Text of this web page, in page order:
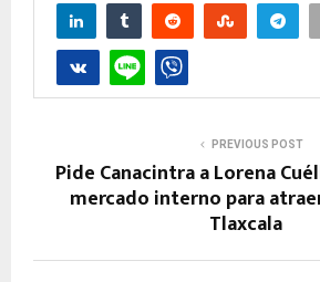
PREVIOUS POST
Pide Canacintra a Lorena
mercado interno para
Tlaxcala